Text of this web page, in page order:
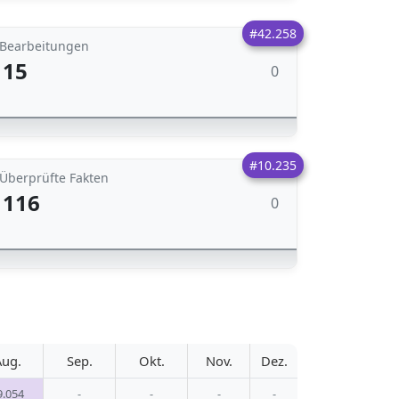
#42.258
Bearbeitungen
15 0
#10.235
Überprüfte Fakten
116 0
Sep. Okt. Nov. Dez.
- - - -